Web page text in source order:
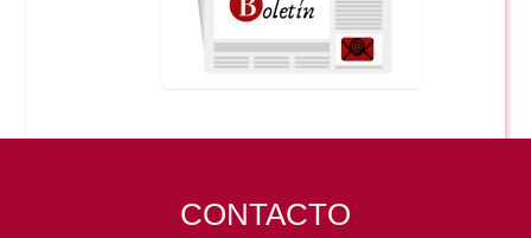
CONTACTO